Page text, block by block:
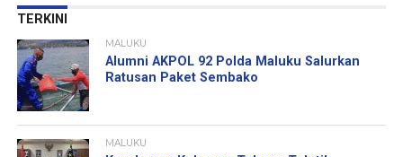
TERKINI
MALUKU
Alumni AKPOL 92 Polda Maluku Salurkan
Ratusan Paket Sembako
MALUKU